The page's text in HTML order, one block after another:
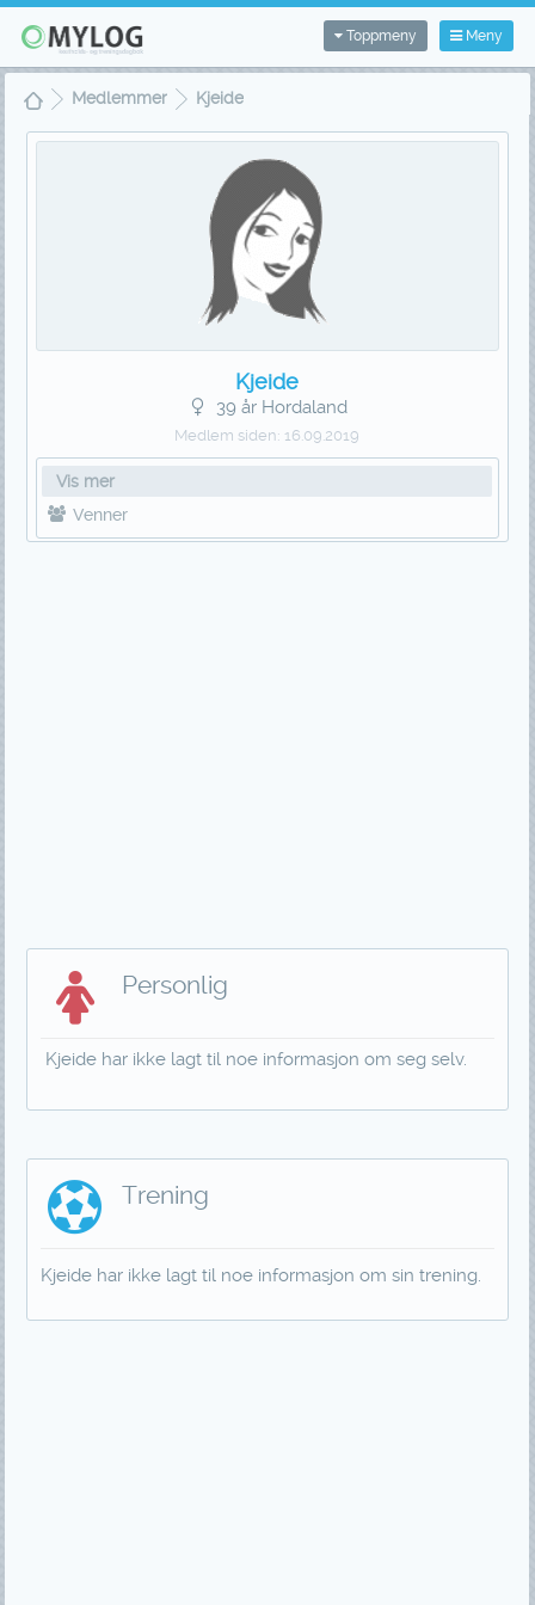
Meny
Toppmeny
Medlemmer Kjeide
Kjeide
39 år Hordaland
Medlem siden: 16.09.2019
Vis mer
Venner
Personlig
Kjeide har ikke lagt til noe informasjon om seg selv.
Trening
Kjeide har ikke lagt til noe informasjon om sin trening.